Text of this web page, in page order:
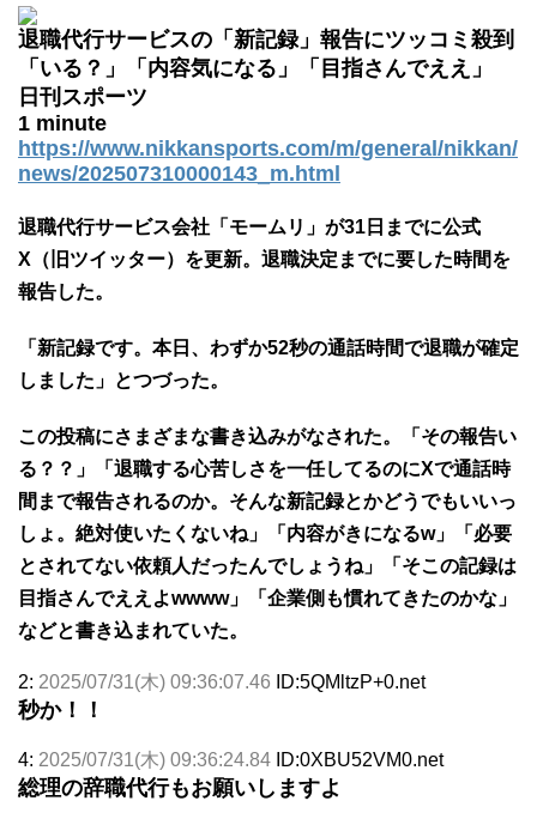
退職代行サービスの「新記録」報告にツッコミ殺到
「いる？」「内容気になる」「目指さんでええ」
日刊スポーツ
1 minute
https://www.nikkansports.com/m/general/nikkan/
news/202507310000143_m.html
退職代行サービス会社「モームリ」が31日までに公式
X（旧ツイッター）を更新。退職決定までに要した時間を
報告した。
「新記録です。本日、わずか52秒の通話時間で退職が確定
しました」とつづった。
この投稿にさまざまな書き込みがなされた。「その報告い
る？？」「退職する心苦しさを一任してるのにXで通話時
間まで報告されるのか。そんな新記録とかどうでもいいっ
しょ。絶対使いたくないね」「内容がきになるw」「必要
とされてない依頼人だったんでしょうね」「そこの記録は
目指さんでええよwwww」「企業側も慣れてきたのかな」
などと書き込まれていた。
2: 2025/07/31(木) 09:36:07.46 ID:5QMltzP+0.net
秒か！！
4: 2025/07/31(木) 09:36:24.84 ID:0XBU52VM0.net
総理の辞職代行もお願いしますよ